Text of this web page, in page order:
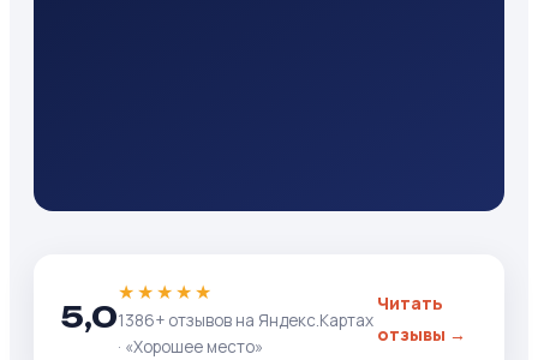
5,0
★★★★★
1386+ отзывов на Яндекс.Картах
· «Хорошее место»
Читать
отзывы →